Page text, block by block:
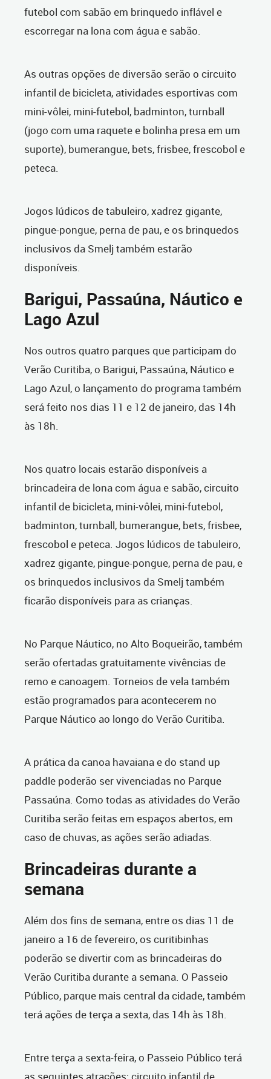
futebol com sabão em brinquedo inflável e
escorregar na lona com água e sabão.
As outras opções de diversão serão o circuito
infantil de bicicleta, atividades esportivas com
mini-vôlei, mini-futebol, badminton, turnball
(jogo com uma raquete e bolinha presa em um
suporte), bumerangue, bets, frisbee, frescobol e
peteca.
Jogos lúdicos de tabuleiro, xadrez gigante,
pingue-pongue, perna de pau, e os brinquedos
inclusivos da Smelj também estarão
disponíveis.
Barigui, Passaúna, Náutico e
Lago Azul
Nos outros quatro parques que participam do
Verão Curitiba, o Barigui, Passaúna, Náutico e
Lago Azul, o lançamento do programa também
será feito nos dias 11 e 12 de janeiro, das 14h
às 18h.
Nos quatro locais estarão disponíveis a
brincadeira de lona com água e sabão, circuito
infantil de bicicleta, mini-vôlei, mini-futebol,
badminton, turnball, bumerangue, bets, frisbee,
frescobol e peteca. Jogos lúdicos de tabuleiro,
xadrez gigante, pingue-pongue, perna de pau, e
os brinquedos inclusivos da Smelj também
ficarão disponíveis para as crianças.
No Parque Náutico, no Alto Boqueirão, também
serão ofertadas gratuitamente vivências de
remo e canoagem. Torneios de vela também
estão programados para acontecerem no
Parque Náutico ao longo do Verão Curitiba.
A prática da canoa havaiana e do stand up
paddle poderão ser vivenciadas no Parque
Passaúna. Como todas as atividades do Verão
Curitiba serão feitas em espaços abertos, em
caso de chuvas, as ações serão adiadas.
Brincadeiras durante a
semana
Além dos fins de semana, entre os dias 11 de
janeiro a 16 de fevereiro, os curitibinhas
poderão se divertir com as brincadeiras do
Verão Curitiba durante a semana. O Passeio
Público, parque mais central da cidade, também
terá ações de terça a sexta, das 14h às 18h.
Entre terça a sexta-feira, o Passeio Público terá